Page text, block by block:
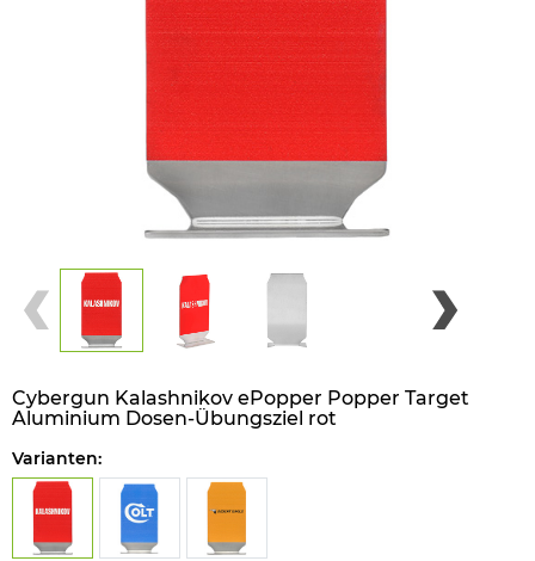
Cybergun Kalashnikov ePopper Popper Target
Aluminium Dosen-Übungsziel rot
Varianten: